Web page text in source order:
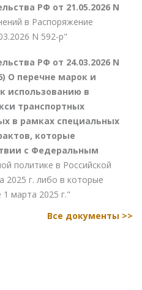
РФ от 21.05.2026 N
в Распоряжение
N 592-р"
РФ от 24.03.2026 N
О перечне марок и
использованию в
транспортных
в рамках специальных
которые
с Федеральным
политике в Российской
2025 г. либо в которые
марта 2025 г."
Все документы >>